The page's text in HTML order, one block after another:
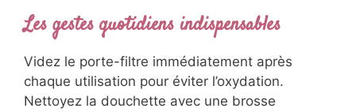
Les gestes quotidiens indispensables
Videz le porte-filtre immédiatement après
chaque utilisation pour éviter l’oxydation.
Nettoyez la douchette avec une brosse